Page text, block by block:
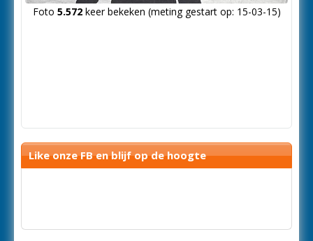
Foto 5.572keer bekeken (meting gestart op: 15-03-15)
Like onze FB en blijf op de hoogte